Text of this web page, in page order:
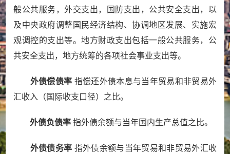
般公共服务，外交支出，国防支出，公共安全支出，以
及中央政府调整国民经济结构、协调地区发展、实施宏
观调控的支出等。地方财政支出包括一般公共服务，公
共安全支出，地方统筹的各项社会事业支出等。
外债偿债率 指偿还外债本息与当年贸易和非贸易外
汇收入（国际收支口径）之比。
外债负债率 指外债余额与当年国内生产总值之比。
外债债务率 指外债余额与当年贸易和非贸易外汇收